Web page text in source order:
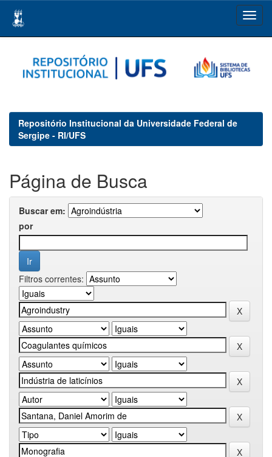
navigation
Repositório Institucional da Universidade Federal de
Sergipe - RI/UFS
Página de Busca
Buscar em:
por
Filtros correntes: